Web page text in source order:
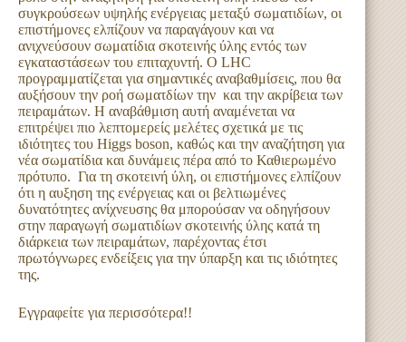
συγκρούσεων υψηλής ενέργειας μεταξύ σωματιδίων, οι
επιστήμονες ελπίζουν να παραγάγουν και να
ανιχνεύσουν σωματίδια σκοτεινής ύλης εντός των
εγκαταστάσεων του επιταχυντή. Ο LHC
προγραμματίζεται για σημαντικές αναβαθμίσεις, που θα
αυξήσουν την ροή σωματδίων την και την ακρίβεια των
πειραμάτων. Η αναβάθμιση αυτή αναμένεται να
επιτρέψει πιο λεπτομερείς μελέτες σχετικά με τις
ιδιότητες του Higgs boson, καθώς και την αναζήτηση για
νέα σωματίδια και δυνάμεις πέρα από το Καθιερωμένο
πρότυπο. Για τη σκοτεινή ύλη, οι επιστήμονες ελπίζουν
ότι η αυξηση της ενέργειας και οι βελτιωμένες
δυνατότητες ανίχνευσης θα μπορούσαν να οδηγήσουν
στην παραγωγή σωματιδίων σκοτεινής ύλης κατά τη
διάρκεια των πειραμάτων, παρέχοντας έτσι
πρωτόγνωρες ενδείξεις για την ύπαρξη και τις ιδιότητες
της.
Εγγραφείτε για περισσότερα!!